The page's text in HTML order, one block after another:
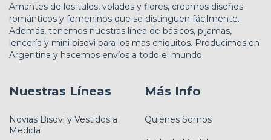
Amantes de los tules, volados y flores, creamos diseños
románticos y femeninos que se distinguen fácilmente.
Además, tenemos nuestras línea de básicos, pijamas,
lencería y mini bisovi para los mas chiquitos. Producimos en
Argentina y hacemos envíos a todo el mundo.
Nuestras Líneas
Novias Bisovi y Vestidos a
Medida
Más Info
Quiénes Somos